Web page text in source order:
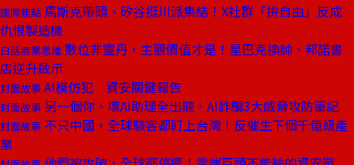
國際焦點 馬斯克帶頭、矽谷挺川派集結！X社群「拚自由」反成
仇恨製造機
白話商業思維 數位非靈丹，主觀價值才是！星巴克換帥、邦諾書
店逆升啟示
封面故事 AI模仿犯 資安關鍵報告
封面故事 另一個你、壞AI助理全出籠，AI詐騙3大威脅攻防筆記
封面故事 不只中國，全球駭客都盯上台灣！反催生下個千億級產
業